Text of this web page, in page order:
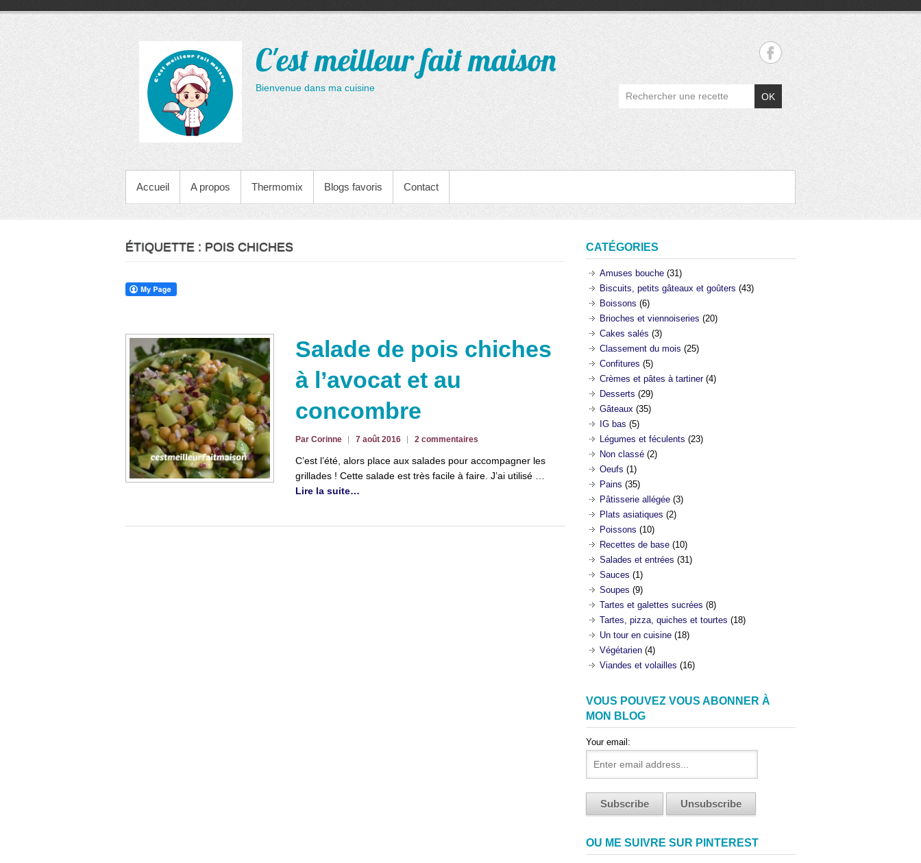
contenu
C'est meilleur fait maison
Bienvenue dans ma cuisine
OK
MENU PRINCIPAL
Accueil A propos Thermomix Blogs favoris Contact
ÉTIQUETTE : POIS CHICHES
Salade de pois chiches
à l’avocat et au
concombre
Par Corinne 7 août 2016 2 commentaires
C’est l’été, alors place aux salades pour accompagner les
grillades ! Cette salade est très facile à faire. J’ai utilisé …
Lire la suite…
CATÉGORIES
Amuses bouche(31)
Biscuits, petits gâteaux et goûters (43)
Boissons (6)
Brioches et viennoiseries (20)
Cakes salés (3)
Classement du mois (25)
Confitures (5)
Crèmes et pâtes à tartiner(4)
Desserts (29)
Gâteaux(35)
IG bas (5)
Légumes et féculents (23)
Non classé(2)
Oeufs (1)
Pains (35)
Pâtisserie allégée(3)
Plats asiatiques (2)
Poissons (10)
Recettes de base(10)
Salades et entrées (31)
Sauces (1)
Soupes (9)
Tartes et galettes sucrées (8)
Tartes, pizza, quiches et tourtes (18)
Un tour en cuisine(18)
Végétarien(4)
Viandes et volailles (16)
VOUS POUVEZ VOUS ABONNER À
MON BLOG
Your email:
OU ME SUIVRE SUR PINTEREST